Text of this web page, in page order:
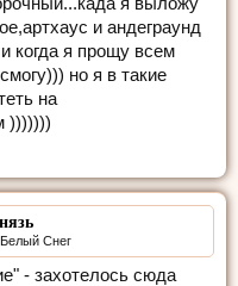
и андеграунд
когда я прощу всем
но я в такие
на
)))))))
Снег
- захотелось сюда